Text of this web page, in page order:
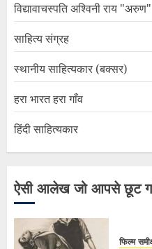
विद्यावाचस्पति अश्विनी राय "अरुण"
साहित्य संग्रह
स्थानीय साहित्यकार (बक्सर)
हरा भारत हरा गाँव
हिंदी साहित्यकार
ऐसी आलेख जो आपसे छूट
फिल्म